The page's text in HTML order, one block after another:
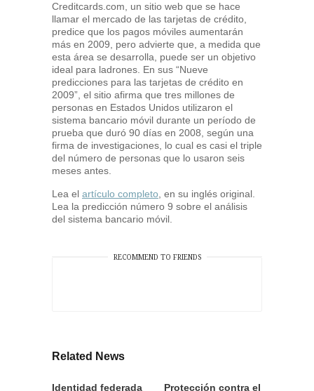
Creditcards.com, un sitio web que se hace
llamar el mercado de las tarjetas de crédito,
predice que los pagos móviles aumentarán
más en 2009, pero advierte que, a medida que
esta área se desarrolla, puede ser un objetivo
ideal para ladrones. En sus “Nueve
predicciones para las tarjetas de crédito en
2009”, el sitio afirma que tres millones de
personas en Estados Unidos utilizaron el
sistema bancario móvil durante un período de
prueba que duró 90 días en 2008, según una
firma de investigaciones, lo cual es casi el triple
del número de personas que lo usaron seis
meses antes.
Lea el artículo completo , en su inglés original.
Lea la predicción número 9 sobre el análisis
del sistema bancario móvil.
RECOMMEND TO FRIENDS
Related News
Identidad federada
Protección contra el